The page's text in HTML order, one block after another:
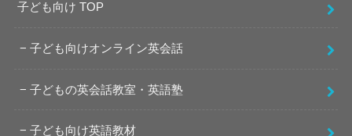
子ども向け TOP
子ども向けオンライン英会話
子どもの英会話教室・英語塾
子ども向け英語教材